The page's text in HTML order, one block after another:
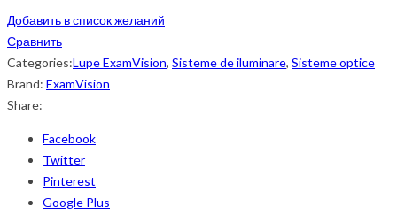
Добавить в список желаний
Сравнить
Categories:Lupe ExamVision, Sisteme de iluminare, Sisteme optice
Brand: ExamVision
Share:
Facebook
Twitter
Pinterest
Google Plus